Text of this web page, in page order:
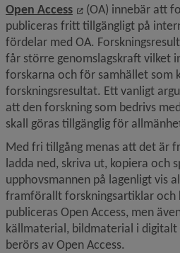
Open Access
Länk till annan
(OA) innebär att
publiceras fritt tillgängligt på
fördelar med OA.
får större genomslagskraft vilket
forskarna och för samhället som
forskningsresultat. Ett vanligt
att den forskning som bedrivs
skall göras tillgänglig för
Med fri tillgång menas att det är
ladda ned, skriva ut, kopiera och
upphovsmannen på lagenligt vis
framförallt forskningsartiklar och
publiceras Open Access, men
källmaterial, bildmaterial i
berörs av Open Access.